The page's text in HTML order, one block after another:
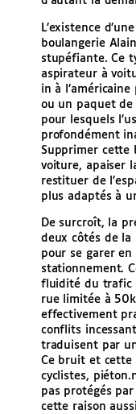
L’existence
boulangerie
stupéfiante. Ce
aspirateur à
in à
ou un paquet de
pour lesquels
profondément
Supprimer cette
voiture, apaiser
restituer de
plus adaptés à
De surcroît, la
deux côtés de la
pour se garer
stationnement.
fluidité du trafic
rue limitée à
effectivement
conflits
traduisent par
Ce bruit et cette
cyclistes,
pas protégés
cette raison